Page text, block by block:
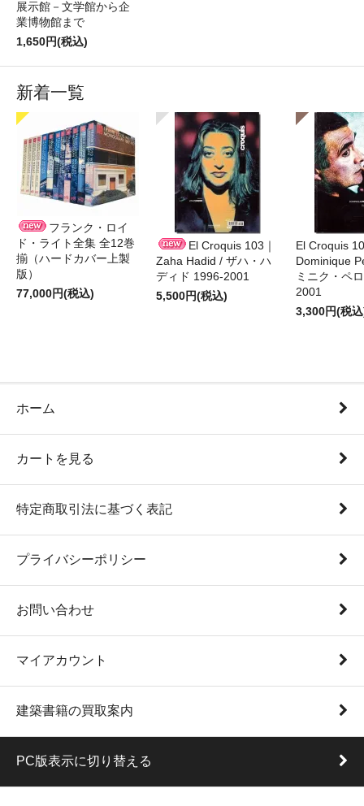
展示館－文学館から企
業博物館まで
1,650円(税込)
新着一覧
フランク・ロイ
ド・ライト全集 全12巻
揃（ハードカバー上製
版）
77,000円(税込)
El Croquis 103｜
Zaha Hadid / ザハ・ハ
ディド 1996-2001
5,500円(税込)
El Croquis
Dominique
ミニク・ペ
2001
3,300円(税
ホーム
カートを見る
特定商取引法に基づく表記
プライバシーポリシー
お問い合わせ
マイアカウント
建築書籍の買取案内
PC版表示に切り替える